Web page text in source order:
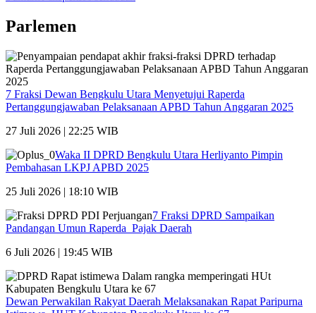
Parlemen
7 Fraksi Dewan Bengkulu Utara Menyetujui Raperda
Pertanggungjawaban Pelaksanaan APBD Tahun Anggaran 2025
27 Juli 2026 | 22:25 WIB
Waka II DPRD Bengkulu Utara Herliyanto Pimpin
Pembahasan LKPJ APBD 2025
25 Juli 2026 | 18:10 WIB
7 Fraksi DPRD Sampaikan
Pandangan Umun Raperda Pajak Daerah
6 Juli 2026 | 19:45 WIB
Dewan Perwakilan Rakyat Daerah Melaksanakan Rapat Paripurna